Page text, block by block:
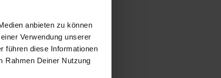
anbieten zu können
Verwendung unserer
führen diese Informationen
Rahmen Deiner Nutzung